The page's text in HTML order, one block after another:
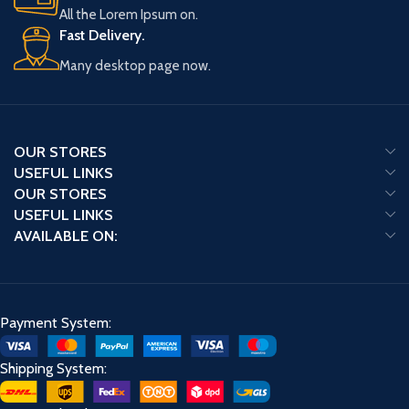
per pack)
All the Lorem Ipsum on.
Fast Delivery.
Many desktop page now.
OUR STORES
USEFUL LINKS
OUR STORES
USEFUL LINKS
AVAILABLE ON:
Payment System:
Shipping System: